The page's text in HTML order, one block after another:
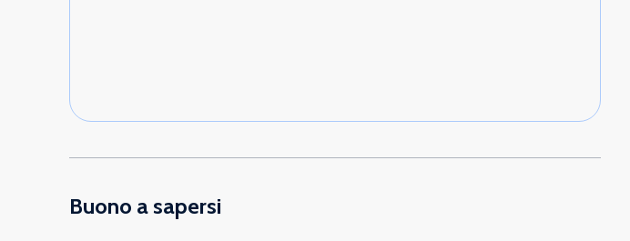
Buono a sapersi